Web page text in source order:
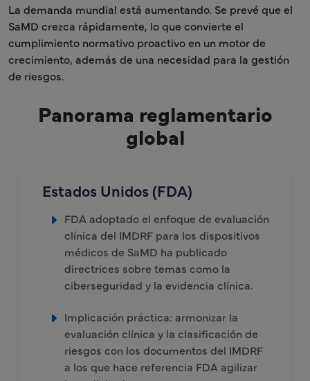
La demanda mundial está aumentando. Se prevé que el
SaMD crezca rápidamente, lo que convierte el
cumplimiento normativo proactivo en un motor de
crecimiento, además de una necesidad para la gestión
de riesgos.
Panorama reglamentario
global
Estados Unidos (FDA)
FDA adoptado el enfoque de evaluación
clínica del IMDRF para los dispositivos
médicos de SaMD ha publicado
directrices sobre temas como la
ciberseguridad y la evidencia clínica.
Implicación práctica: armonizar la
evaluación clínica y la clasificación de
riesgos con los documentos del IMDRF
a los que hace referencia FDA agilizar